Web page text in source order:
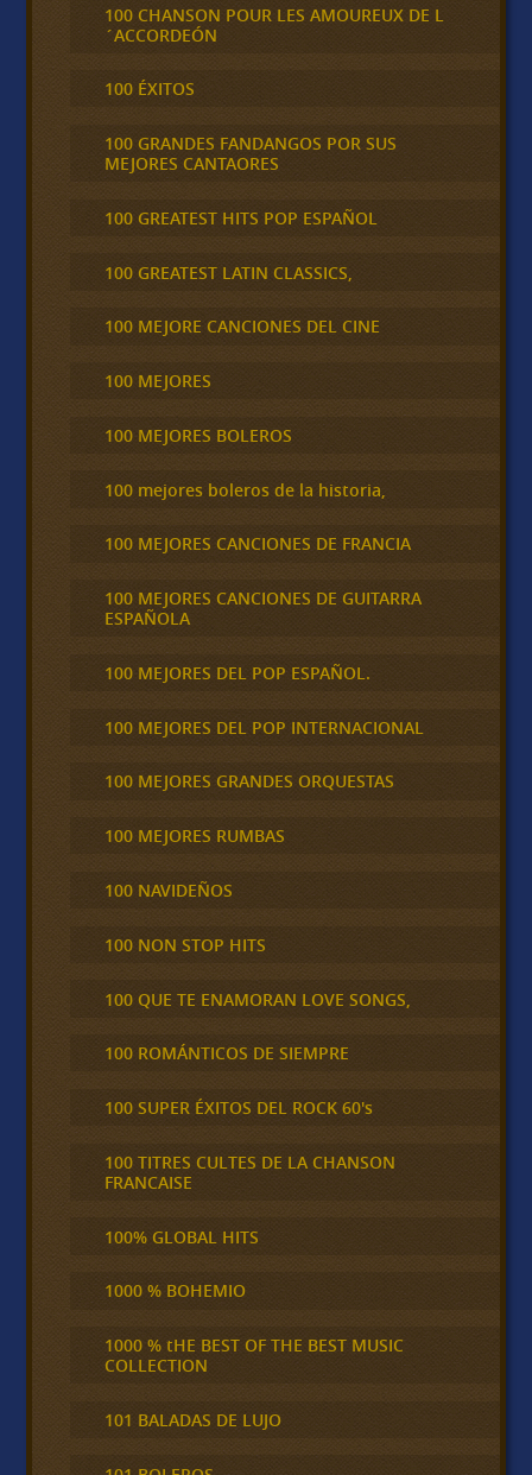
100 CHANSON POUR LES AMOUREUX DE L
´ACCORDEÓN
100 ÉXITOS
100 GRANDES FANDANGOS POR SUS
MEJORES CANTAORES
100 GREATEST HITS POP ESPAÑOL
100 GREATEST LATIN CLASSICS,
100 MEJORE CANCIONES DEL CINE
100 MEJORES
100 MEJORES BOLEROS
100 mejores boleros de la historia,
100 MEJORES CANCIONES DE FRANCIA
100 MEJORES CANCIONES DE GUITARRA
ESPAÑOLA
100 MEJORES DEL POP ESPAÑOL.
100 MEJORES DEL POP INTERNACIONAL
100 MEJORES GRANDES ORQUESTAS
100 MEJORES RUMBAS
100 NAVIDEÑOS
100 NON STOP HITS
100 QUE TE ENAMORAN LOVE SONGS,
100 ROMÁNTICOS DE SIEMPRE
100 SUPER ÉXITOS DEL ROCK 60's
100 TITRES CULTES DE LA CHANSON
FRANCAISE
100% GLOBAL HITS
1000 % BOHEMIO
1000 % tHE BEST OF THE BEST MUSIC
COLLECTION
101 BALADAS DE LUJO